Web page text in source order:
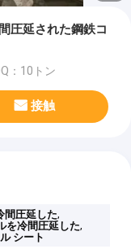
圧延された鋼鉄コ
：10トン
接触
間圧延した,
を冷間圧延した,
シート